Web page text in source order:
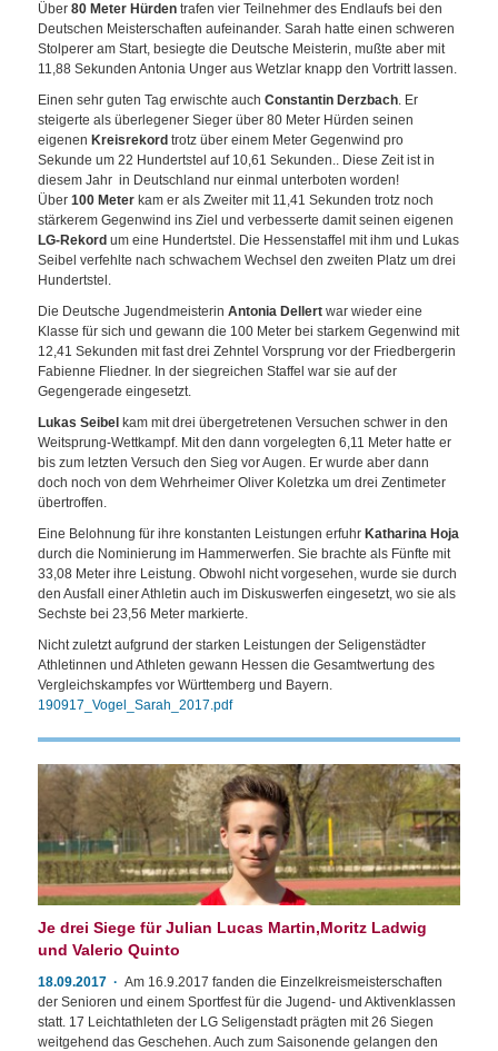
Über 80 Meter Hürden trafen vier Teilnehmer des Endlaufs bei den
Deutschen Meisterschaften aufeinander. Sarah hatte einen schweren
Stolperer am Start, besiegte die Deutsche Meisterin, mußte aber mit
11,88 Sekunden Antonia Unger aus Wetzlar knapp den Vortritt lassen.
Einen sehr guten Tag erwischte auch Constantin Derzbach. Er
steigerte als überlegener Sieger über 80 Meter Hürden seinen
eigenen Kreisrekord trotz über einem Meter Gegenwind pro
Sekunde um 22 Hundertstel auf 10,61 Sekunden.. Diese Zeit ist in
diesem Jahr in Deutschland nur einmal unterboten worden!
Über 100 Meter kam er als Zweiter mit 11,41 Sekunden trotz noch
stärkerem Gegenwind ins Ziel und verbesserte damit seinen eigenen
LG-Rekord um eine Hundertstel. Die Hessenstaffel mit ihm und Lukas
Seibel verfehlte nach schwachem Wechsel den zweiten Platz um drei
Hundertstel.
Die Deutsche Jugendmeisterin Antonia Dellert war wieder eine
Klasse für sich und gewann die 100 Meter bei starkem Gegenwind mit
12,41 Sekunden mit fast drei Zehntel Vorsprung vor der Friedbergerin
Fabienne Fliedner. In der siegreichen Staffel war sie auf der
Gegengerade eingesetzt.
Lukas Seibel kam mit drei übergetretenen Versuchen schwer in den
Weitsprung-Wettkampf. Mit den dann vorgelegten 6,11 Meter hatte er
bis zum letzten Versuch den Sieg vor Augen. Er wurde aber dann
doch noch von dem Wehrheimer Oliver Koletzka um drei Zentimeter
übertroffen.
Eine Belohnung für ihre konstanten Leistungen erfuhr Katharina Hoja
durch die Nominierung im Hammerwerfen. Sie brachte als Fünfte mit
33,08 Meter ihre Leistung. Obwohl nicht vorgesehen, wurde sie durch
den Ausfall einer Athletin auch im Diskuswerfen eingesetzt, wo sie als
Sechste bei 23,56 Meter markierte.
Nicht zuletzt aufgrund der starken Leistungen der Seligenstädter
Athletinnen und Athleten gewann Hessen die Gesamtwertung des
Vergleichskampfes vor Württemberg und Bayern.
190917_Vogel_Sarah_2017.pdf
Je drei Siege für Julian Lucas Martin,Moritz Ladwig
und Valerio Quinto
18.09.2017
Am 16.9.2017 fanden die Einzelkreismeisterschaften
der Senioren und einem Sportfest für die Jugend- und Aktivenklassen
statt. 17 Leichtathleten der LG Seligenstadt prägten mit 26 Siegen
weitgehend das Geschehen. Auch zum Saisonende gelangen den